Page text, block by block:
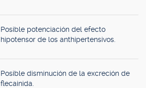
Posible potenciación del efecto
hipotensor de los anthipertensivos.
Posible disminución de la excreción de
flecainida.